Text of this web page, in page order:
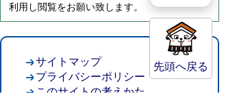
利用し閲覧をお願い致します。
先頭へ戻る
サイトマップ
プライバシーポリシー
このサイトの考えかた